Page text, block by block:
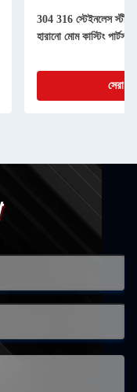
304 316 স্টেইনলেস স্টীল
হারানো মোম কাস্টিং পার্টস
সেরা